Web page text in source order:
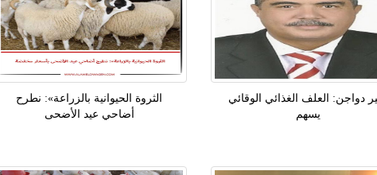
الثروة الحيوانية بالزراعة»: نطرح
أضاحي عيد الأضحى
دواجن: العلف الغذائي الوقائي
يسهم